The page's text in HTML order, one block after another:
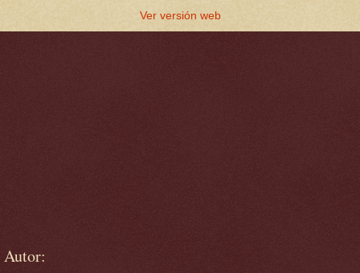
Ver versión web
Autor: